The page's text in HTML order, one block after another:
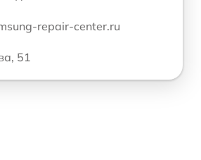
repair-center.ru
51